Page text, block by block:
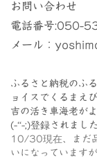
お問い合わせ
電話番号:050-
メール：
ふるさと納税のふ
ョイスでくるまえ
吉の活き車海老が
(-“-;)登録されました
10/30現在、まだ
いになっていますが